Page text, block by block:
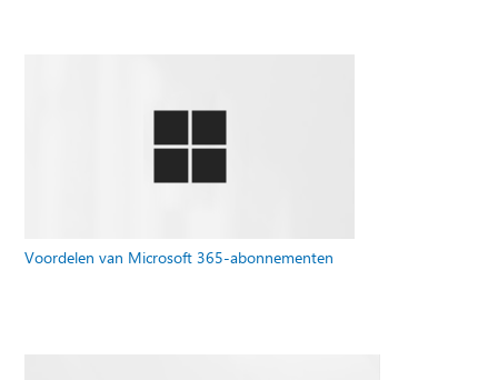
Voordelen van Microsoft 365-abonnementen